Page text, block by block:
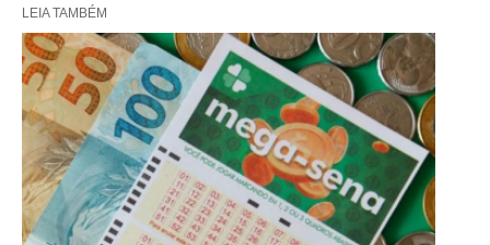
LEIA TAMBÉM